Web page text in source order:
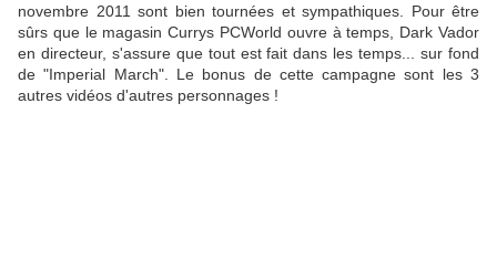
novembre 2011 sont bien tournées et sympathiques. Pour être
sûrs que le magasin Currys PCWorld ouvre à temps, Dark Vador
en directeur, s'assure que tout est fait dans les temps... sur fond
de "Imperial March". Le bonus de cette campagne sont les 3
autres vidéos d'autres personnages !